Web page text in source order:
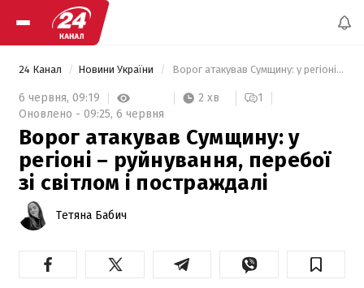
24 Канал Новини України Ворог атакував Сумщину: у регіоні – руйнування, перебої зі світлом і постраждалі
6 червня, 09:19 2 хв
1
Оновлено - 09:25, 6 червня
Ворог атакував Сумщину: у
регіоні – руйнування, перебої
зі світлом і постраждалі
Тетяна Бабич